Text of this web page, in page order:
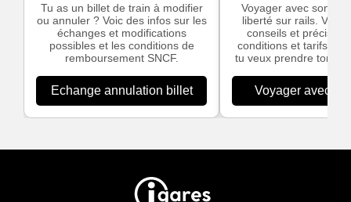
Tu as un billet de train à modifier
ou annuler ? Voic des infos sur les
échanges et modifications
possibles et les conditions de
remboursement SNCF.
Echange annulation billet
Voyager avec son
liberté sur rails. Voici
conseils et
conditions et tarifs
tu veux prendre ton
Voyager avec